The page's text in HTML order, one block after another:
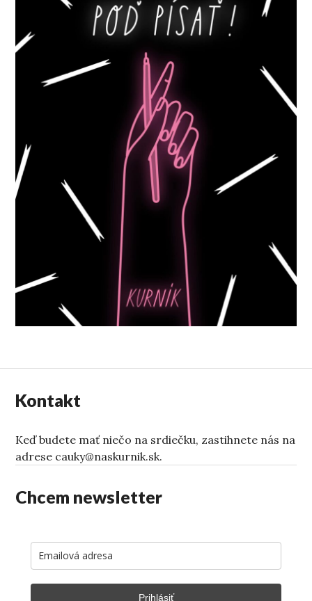
Kontakt
Keď budete mať niečo na srdiečku, zastihnete nás na
adrese cauky@naskurnik.sk.
Chcem newsletter
Prihlásiť